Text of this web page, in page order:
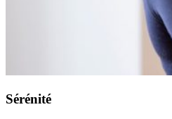
Sérénité